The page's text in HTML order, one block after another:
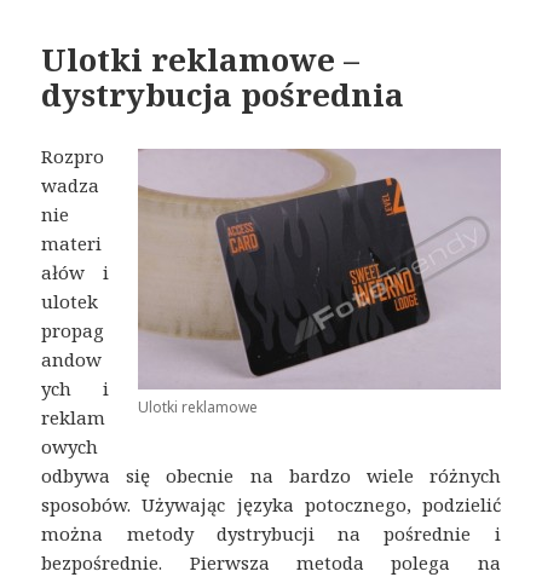
Ulotki reklamowe –
dystrybucja pośrednia
Ulotki reklamowe
Rozpro
wadza
nie
materi
ałów i
ulotek
propag
andow
ych i
reklam
owych
odbywa się obecnie na bardzo wiele różnych
sposobów. Używając języka potocznego, podzielić
można metody dystrybucji na pośrednie i
bezpośrednie. Pierwsza metoda polega na